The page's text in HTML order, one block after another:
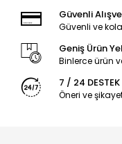
Güvenli
Güvenli ve
Geniş Ürün
Binlerce ürün
7 / 24 DESTEK
Öneri ve